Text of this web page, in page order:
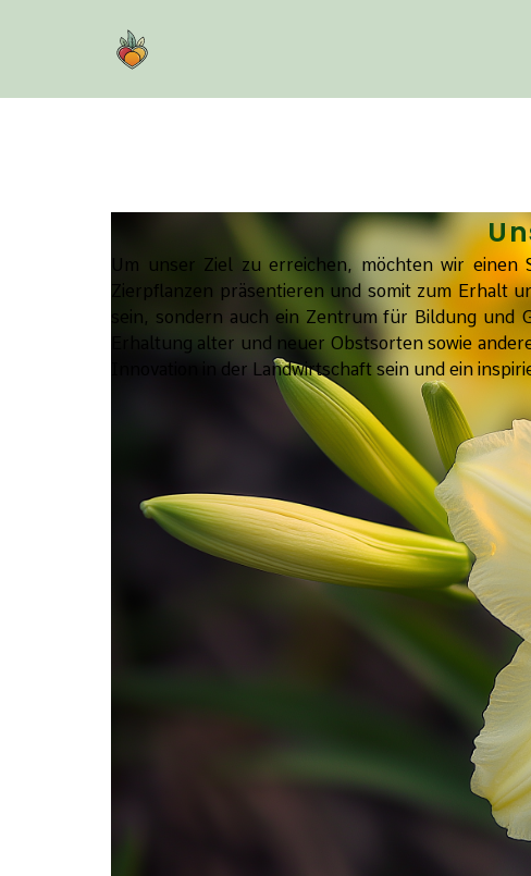
Um unser Ziel zu erreichen, möchten wir einen
Zierpflanzen präsentieren und somit zum Erhalt
sein, sondern auch ein Zentrum für Bildung und
Erhaltung alter und neuer Obstsorten sowie
Innovation in der Landwirtschaft sein und ein